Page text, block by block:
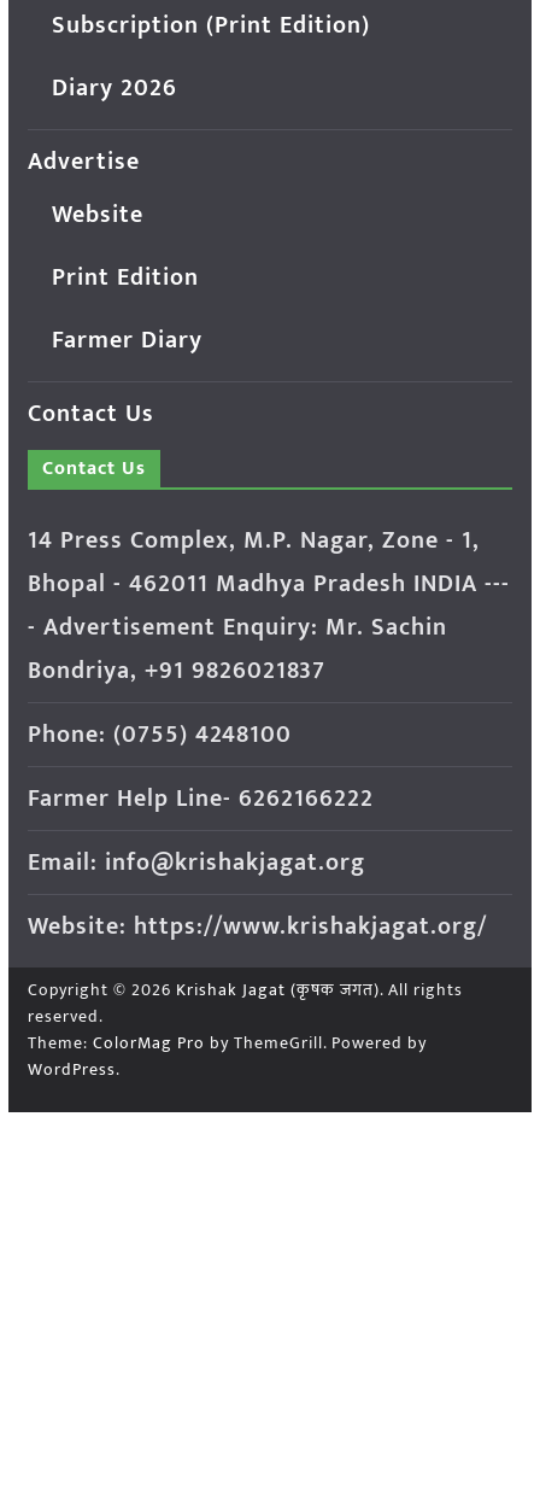
Subscription (Print Edition)
Diary 2026
Advertise
Website
Print Edition
Farmer Diary
Contact Us
Contact Us
14 Press Complex, M.P. Nagar, Zone - 1,
Bhopal - 462011 Madhya Pradesh INDIA ---
- Advertisement Enquiry: Mr. Sachin
Bondriya, +91 9826021837
Phone: (0755) 4248100
Farmer Help Line- 6262166222
Email: info@krishakjagat.org
Website: https://www.krishakjagat.org/
Copyright © 2026 Krishak Jagat (कृषक जगत). All rights
reserved.
Theme: ColorMag Pro by ThemeGrill. Powered by
WordPress.